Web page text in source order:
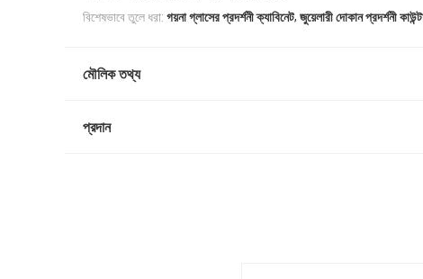
বিশেষভাবে তুলে ধরা: গয়না গ্লাসের প্রদর্শনী ক্যাবিনেট, জুয়েলারী দোকান প্রদর্শনী
মৌলিক তথ্য
প্রদান